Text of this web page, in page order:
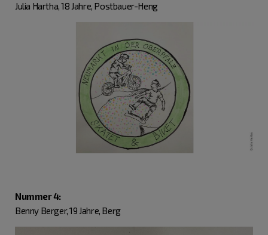
Julia Hartha, 18 Jahre, Postbauer-Heng
Nummer 4:
Benny Berger, 19 Jahre, Berg